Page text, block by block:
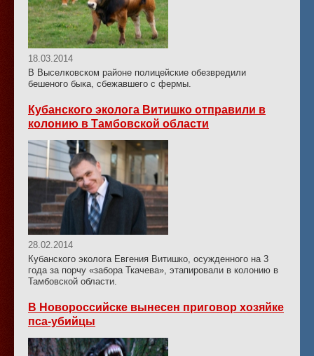
18.03.2014
В Выселковском районе полицейские обезвредили
бешеного быка, сбежавшего с фермы.
Кубанского эколога Витишко отправили в
колонию в Тамбовской области
28.02.2014
Кубанского эколога Евгения Витишко, осужденного на 3
года за порчу «забора Ткачева», этапировали в колонию в
Тамбовской области.
В Новороссийске вынесен приговор хозяйке
пса-убийцы